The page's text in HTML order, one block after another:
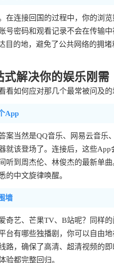
在连接回国的过程中，你的浏
号密码和观看记录不会在传输
目的地，避免了公共网络的拥
式解决你的娱乐刚需
看如何应对那几个最常被问及
App
案当然是QQ音乐、网易云音
就该登场了。连接后，这些
听到周杰伦、林俊杰的最新单
的中文旋律唤醒。
墙
奇艺、芒果TV、B站呢？同样
台有哪些独播剧，你可以自由
路，确保了高清、超清视频的
验都完整回归。